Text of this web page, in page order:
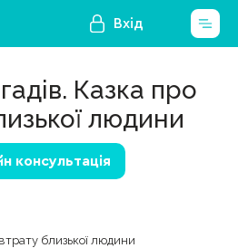
Вхід
Казка про
людини
консультація
близької людини